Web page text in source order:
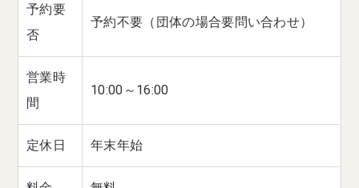
予約要
否
予約不要（団体の場合要問い合わせ）
営業時
間
10:00～16:00
定休日 年末年始